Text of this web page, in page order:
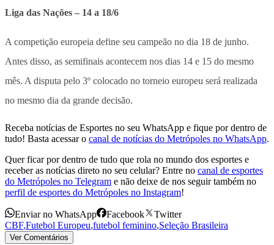
Liga das Nações – 14 a 18/6
A competição europeia define seu campeão no dia 18 de junho.
Antes disso, as semifinais acontecem nos dias 14 e 15 do mesmo
mês. A disputa pelo 3º colocado no torneio europeu será realizada
no mesmo dia da grande decisão.
Receba notícias de Esportes no seu WhatsApp e fique por dentro de
tudo! Basta acessar o canal de notícias do Metrópoles no WhatsApp.
Quer ficar por dentro de tudo que rola no mundo dos esportes e
receber as notícias direto no seu celular? Entre no canal de esportes
do Metrópoles no Telegram e não deixe de nos seguir também no
perfil de esportes do Metrópoles no Instagram!
Enviar no WhatsApp Facebook
Twitter
CBF,Futebol Europeu,futebol feminino,Seleção Brasileira
Ver Comentários